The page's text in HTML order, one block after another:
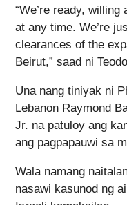
“We’re ready,
at any time. We’re
clearances of the
Beirut,” saad ni
Una nang tiniyak ni
Lebanon Raymond
Jr. na patuloy ang
ang pagpapauwi sa
Wala namang
nasawi kasunod ng